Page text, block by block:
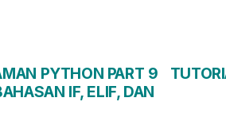
PYTHON PART 9
IF, ELIF, DAN